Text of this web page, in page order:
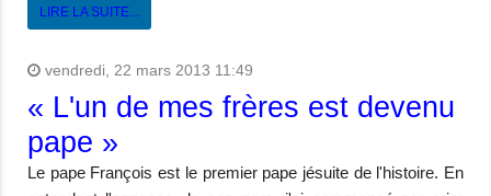
LIRE LA SUITE...
vendredi, 22 mars 2013 11:49
« L'un de mes frères est devenu
pape »
Le pape François est le premier pape jésuite de l'histoire. En